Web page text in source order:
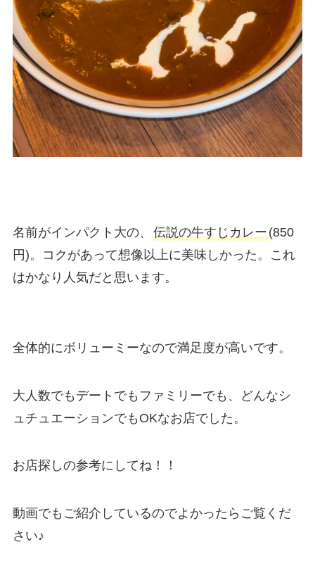
名前がインパクト大の、 伝説の牛すじカレー (850
円)。コクがあって想像以上に美味しかった。これ
はかなり人気だと思います。
全体的にボリューミーなので満足度が高いです。
大人数でもデートでもファミリーでも、どんなシ
ュチュエーションでもOKなお店でした。
お店探しの参考にしてね！！
動画でもご紹介しているのでよかったらご覧くだ
さい♪